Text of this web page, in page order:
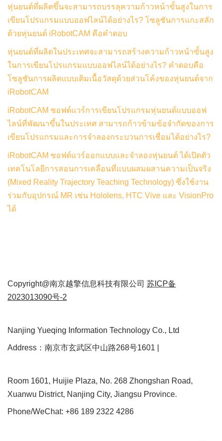
หุ่นยนต์ที่ผลิตขึ้นจะสามารถบรรลุความก้าวหน้าขั้นสูงในการ
เขียนโปรแกรมแบบออฟไลน์ได้อย่างไร? โซลูชันการแกะสลัก
ด้วยหุ่นยนต์ iRobotCAM คือคำตอบ
หุ่นยนต์ที่ผลิตในประเทศจะสามารถสร้างความก้าวหน้าขั้นสูง
ในการเขียนโปรแกรมแบบออฟไลน์ได้อย่างไร? คำตอบคือ
โซลูชันการผลิตแบบเติมเนื้อวัสดุด้วยส่วนโค้งของหุ่นยนต์จาก
iRobotCAM
iRobotCAM ซอฟต์แวร์การเขียนโปรแกรมหุ่นยนต์แบบออฟ
ไลน์ที่พัฒนาขึ้นในประเทศ สามารถก้าวข้ามข้อจำกัดของการ
เขียนโปรแกรมและการจำลองกระบวนการเชื่อมได้อย่างไร?
iRobotCAM ซอฟต์แวร์ออกแบบและจำลองหุ่นยนต์ ได้เปิดตัว
เทคโนโลยีการสอนการเคลื่อนที่แบบผสมผสานความเป็นจริง
(Mixed Reality Trajectory Teaching Technology) ซึ่งใช้งาน
ร่วมกับอุปกรณ์ MR เช่น Hololens, HTC Vive และ VisionPro
ได้
Copyright@南京越擎信息科技有限公司 苏ICP备
2023013090号-2
Nanjing Yueqing Information Technology Co., Ltd
Address：南京市玄武区中山路268号1601 |
Room 1601, Huijie Plaza, No. 268 Zhongshan Road,
Xuanwu District, Nanjing City, Jiangsu Province.
Phone/WeChat: +86 189 2322 4286